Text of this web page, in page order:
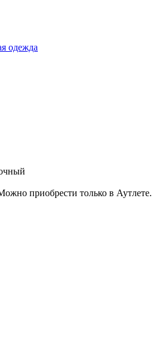
одежда
приобрести только в Аутлете.